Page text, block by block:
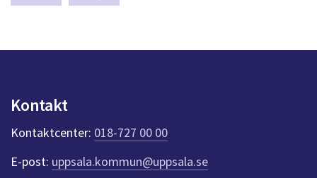
a
n
k
t
e
r
f
Kontakt
Kontaktcenter: 018-727 00 00
E-post: uppsala.kommun@uppsala.se